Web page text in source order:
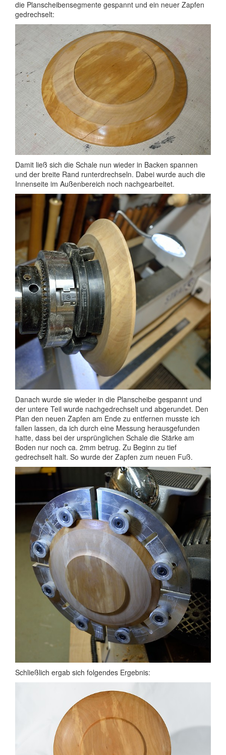
die Planscheibensegmente gespannt und ein neuer Zapfen
gedrechselt:
Damit ließ sich die Schale nun wieder in Backen spannen
und der breite Rand runterdrechseln. Dabei wurde auch die
Innenseite im Außenbereich noch nachgearbeitet.
Danach wurde sie wieder in die Planscheibe gespannt und
der untere Teil wurde nachgedrechselt und abgerundet. Den
Plan den neuen Zapfen am Ende zu entfernen musste ich
fallen lassen, da ich durch eine Messung herausgefunden
hatte, dass bei der ursprünglichen Schale die Stärke am
Boden nur noch ca. 2mm betrug. Zu Beginn zu tief
gedrechselt halt. So wurde der Zapfen zum neuen Fuß.
Schließlich ergab sich folgendes Ergebnis: